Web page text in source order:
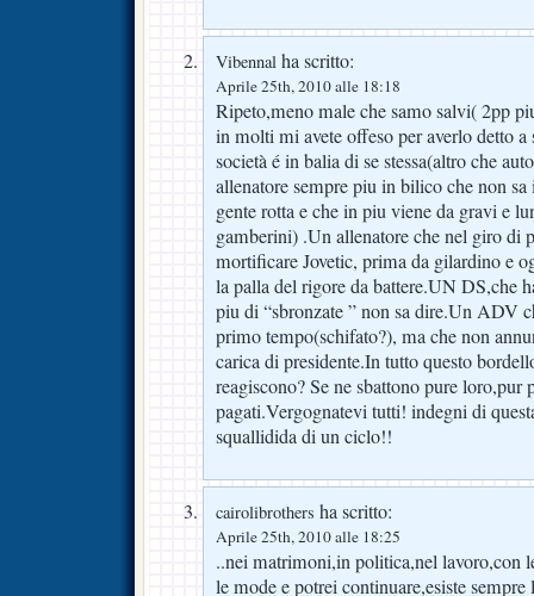
Vibennal ha scritto:
Aprile 25th, 2010 alle 18:18
Ripeto,meno male che samo salvi( 2pp
in molti mi avete offeso per averlo detto a
società é in balia di se stessa(altro che
allenatore sempre piu in bilico che non
gente rotta e che in piu viene da gravi e
gamberini) .Un allenatore che nel giro di
mortificare Jovetic, prima da gilardino e
la palla del rigore da battere.UN DS,che
piu di “sbronzate ” non sa dire.Un ADV
primo tempo(schifato?), ma che non
carica di presidente.In tutto questo
reagiscono? Se ne sbattono pure loro,pur
pagati.Vergognatevi tutti! indegni di
squallidida di un ciclo!!
cairolibrothers ha scritto:
Aprile 25th, 2010 alle 18:25
..nei matrimoni,in politica,nel lavoro,con
le mode e potrei continuare,esiste